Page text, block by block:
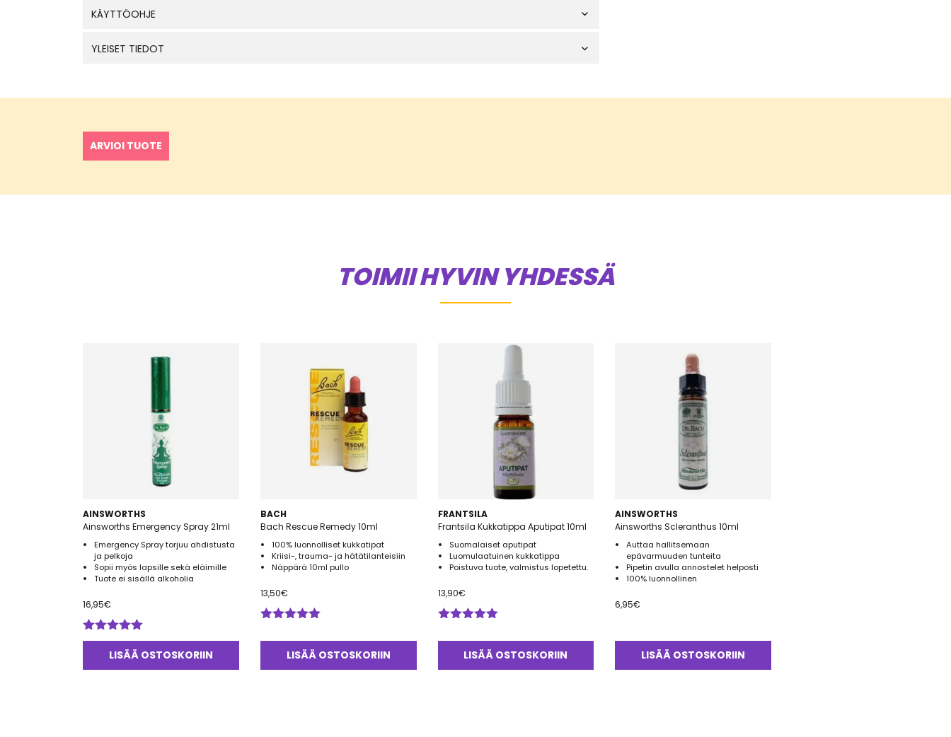
KÄYTTÖOHJE
YLEISET TIEDOT
ARVIOI TUOTE
TOIMII HYVIN YHDESSÄ
AINSWORTHS
Ainsworths Emergency Spray 21ml
Emergency Spray torjuu ahdistusta
ja pelkoja
Sopii myös lapsille sekä eläimille
Tuote ei sisällä alkoholia
16,95€
Arvostelu
tuotteesta:
LISÄÄ OSTOSKORIIN
BACH
Bach Rescue Remedy 10ml
100% luonnolliset kukkatipat
Kriisi-, trauma- ja hätätilanteisiin
Näppärä 10ml pullo
13,50€
tuotteesta:
/ 5
LISÄÄ OSTOSKORIIN
FRANTSILA
Frantsila Kukkatippa Aputipat 10ml
Suomalaiset aputipat
Luomulaatuinen kukkatippa
Poistuva tuote, valmistus lopetettu.
13,90€
tuotteesta:
/ 5
LISÄÄ OSTOSKORIIN
AINSWORTHS
Ainsworths Scleranthus 10ml
Auttaa hallitsemaan
epävarmuuden tunteita
Pipetin avulla annostelet helposti
100% luonnollinen
6,95€
LISÄÄ OSTOSKORIIN